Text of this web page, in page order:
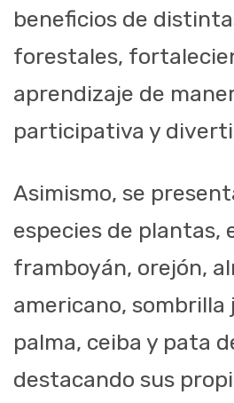
beneficios de
forestales,
aprendizaje de
participativa y
Asimismo, se
especies de plantas,
framboyán, orejón,
americano, sombrilla
palma, ceiba y pata
destacando sus